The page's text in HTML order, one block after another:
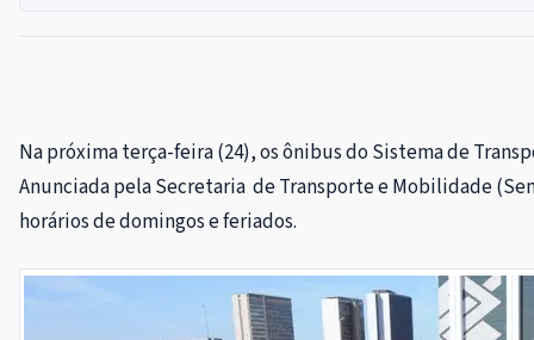
Na próxima terça-feira (24), os ônibus do Sistema de
Anunciada pela Secretaria de Transporte e Mobilidade
horários de domingos e feriados.